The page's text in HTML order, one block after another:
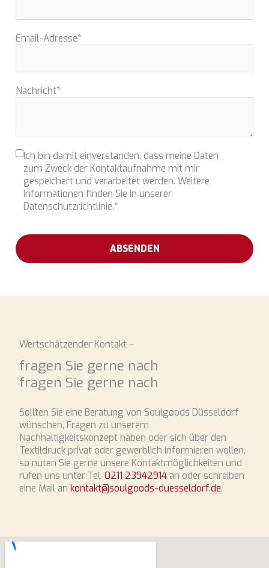
Email-Adresse*
Nachricht*
Ich bin damit einverstanden, dass meine Daten
zum Zweck der Kontaktaufnahme mit mir
gespeichert und verarbeitet werden. Weitere
Informationen finden Sie in unserer
Datenschutzrichtlinie.*
Wertschätzender Kontakt –
fragen Sie gerne nach
fragen Sie gerne nach
Sollten Sie eine Beratung von Soulgoods Düsseldorf
wünschen, Fragen zu unserem
Nachhaltigkeitskonzept haben oder sich über den
Textildruck privat oder gewerblich informieren wollen,
so nuten Sie gerne unsere Kontaktmöglichkeiten und
rufen uns unter Tel.0211 23942914an oder schreiben
eine Mail ankontakt@soulgoods-duesseldorf.de.